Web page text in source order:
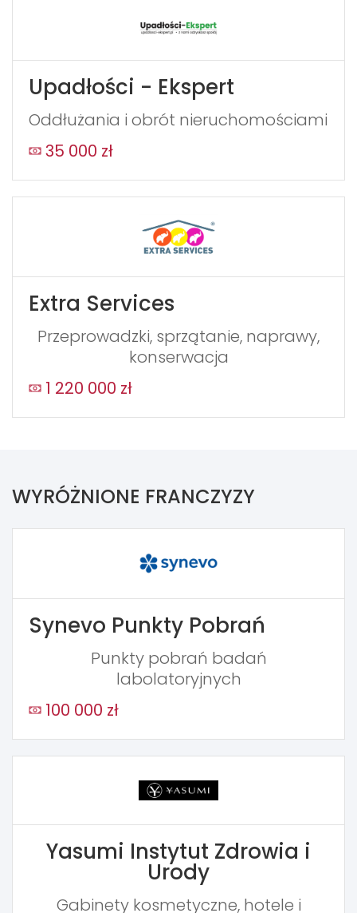
Upadłości - Ekspert
Oddłużania i obrót nieruchomościami
35 000 zł
Extra Services
Przeprowadzki, sprzątanie, naprawy,
konserwacja
1 220 000 zł
WYRÓŻNIONE FRANCZYZY
Synevo Punkty Pobrań
Punkty pobrań badań
labolatoryjnych
100 000 zł
Yasumi Instytut Zdrowia i
Urody
Gabinety kosmetyczne, hotele i